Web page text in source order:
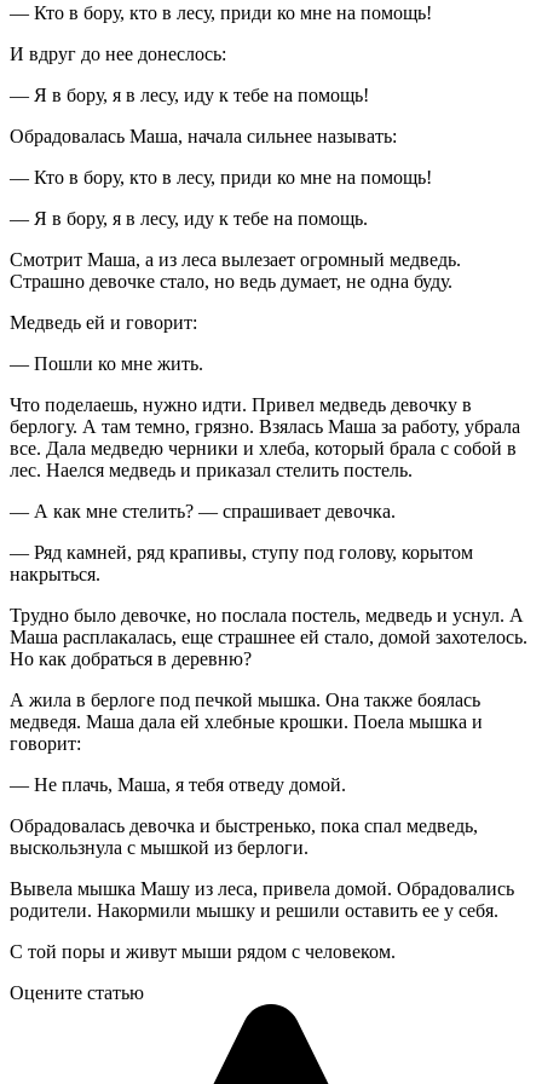
— Кто в бору, кто в лесу, приди ко мне на помощь!
И вдруг до нее донеслось:
— Я в бору, я в лесу, иду к тебе на помощь!
Обрадовалась Маша, начала сильнее называть:
— Кто в бору, кто в лесу, приди ко мне на помощь!
— Я в бору, я в лесу, иду к тебе на помощь.
Смотрит Маша, а из леса вылезает огромный медведь.
Страшно девочке стало, но ведь думает, не одна буду.
Медведь ей и говорит:
— Пошли ко мне жить.
Что поделаешь, нужно идти. Привел медведь девочку в
берлогу. А там темно, грязно. Взялась Маша за работу, убрала
все. Дала медведю черники и хлеба, который брала с собой в
лес. Наелся медведь и приказал стелить постель.
— А как мне стелить? — спрашивает девочка.
— Ряд камней, ряд крапивы, ступу под голову, корытом
накрыться.
Трудно было девочке, но послала постель, медведь и уснул. А
Маша расплакалась, еще страшнее ей стало, домой захотелось.
Но как добраться в деревню?
А жила в берлоге под печкой мышка. Она также боялась
медведя. Маша дала ей хлебные крошки. Поела мышка и
говорит:
— Не плачь, Маша, я тебя отведу домой.
Обрадовалась девочка и быстренько, пока спал медведь,
выскользнула с мышкой из берлоги.
Вывела мышка Машу из леса, привела домой. Обрадовались
родители. Накормили мышку и решили оставить ее у себя.
С той поры и живут мыши рядом с человеком.
Оцените статью